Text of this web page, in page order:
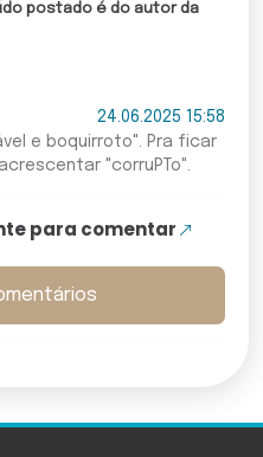
postado é do autor da
24.06.2025 15:58
e boquirroto". Pra ficar
"corruPTo".
para comentar